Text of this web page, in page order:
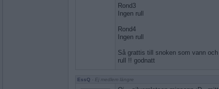
Rond3
Ingen rull
Rond4
Ingen rull
Så grattis till snoken som vann
rull !! godnatt
EssQ - Ej medlem längre